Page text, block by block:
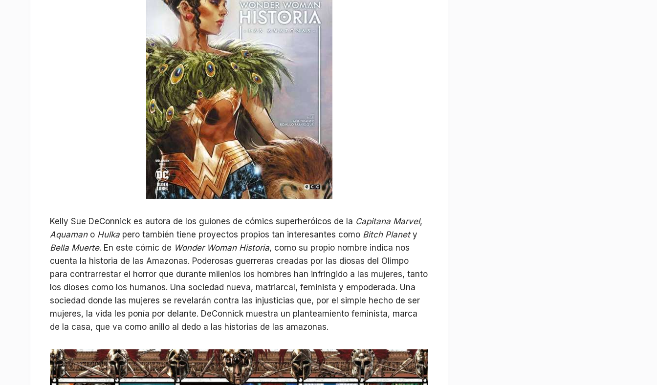
Kelly Sue DeConnick es autora de los guiones de cómics superheróicos de la Capitana Marvel,
Aquamano Hulka pero también tiene proyectos propios tan interesantes como Bitch Planet y
Bella Muerte. En este cómic de Wonder Woman Historia, como su propio nombre indica nos
cuenta la historia de las Amazonas. Poderosas guerreras creadas por las diosas del Olimpo
para contrarrestar el horror que durante milenios los hombres han infringido a las mujeres, tanto
los dioses como los humanos. Una sociedad nueva, matriarcal, feminista y empoderada. Una
sociedad donde las mujeres se revelarán contra las injusticias que, por el simple hecho de ser
mujeres, la vida les ponía por delante. DeConnick muestra un planteamiento feminista, marca
de la casa, que va como anillo al dedo a las historias de las amazonas.